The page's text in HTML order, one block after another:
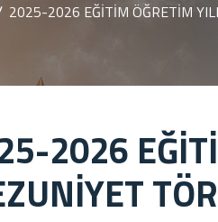
2025-2026 EĞİTİM ÖĞRETİM
2026